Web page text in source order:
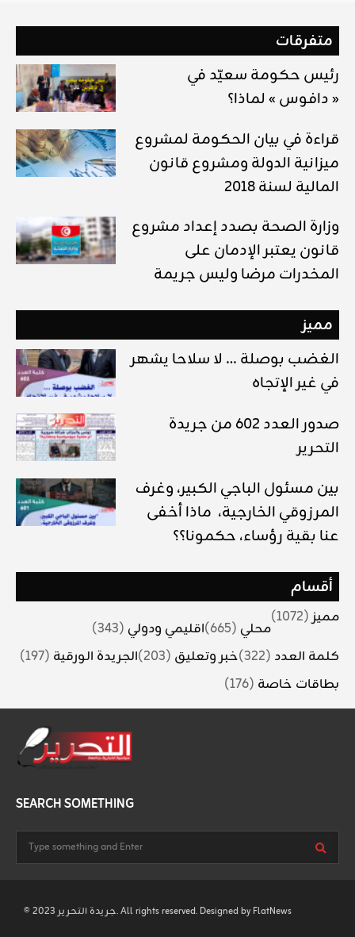
متفرقات
رئيس حكومة سعيّد في
« دافوس » لماذا؟
قراءة في بيان الحكومة لمشروع
ميزانية الدولة ومشروع قانون
المالية لسنة 2018
وزارة الصحة بصدد إعداد مشروع
قانون يعتبر الإدمان على
المخدرات مرضا وليس جريمة
مميز
الغضب بوصلة … لا سلاحا يشهر
في غير الإتجاه
صدور العدد 602 من جريدة
التحرير
بين مسئول الباجي الكبير، وغرف
المرزوقي الخارجية، ماذا أخفى
عنا بقية رؤساء، حكمونا؟؟
أقسام
مميز(1072)
محلي (665) اقليمي ودولي (343)
كلمة العدد (322) خبر وتعليق (203) الجريدة الورقية (197)
بطاقات خاصة (176)
SEARCH SOMETHING
© 2023 جريدة التحرير. All rights reserved. Designed by FlatNews